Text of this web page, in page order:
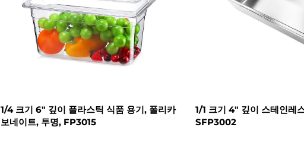
1/4 크기 6" 깊이 플라스틱 식품 용기, 폴리카
보네이트, 투명, FP3015
1/1 크기 4" 깊이 스테인레
SFP3002